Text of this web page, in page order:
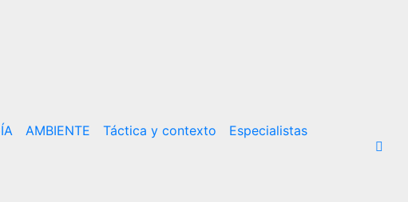
AMBIENTE Táctica y contexto
Especialistas